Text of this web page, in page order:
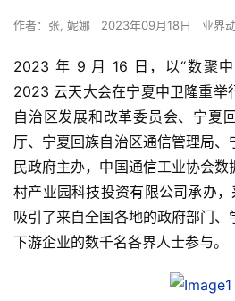
作者： 张, 妮娜 2023年09月18日 业界
2023 年 9 月 16 日，以“数聚
2023 云天大会在宁夏中卫隆重举
自治区发展和改革委员会、宁夏
厅、宁夏回族自治区通信管理局
民政府主办，中国通信工业协会
村产业园科技投资有限公司承办，
吸引了来自全国各地的政府部门
下游企业的数千名各界人士参与。